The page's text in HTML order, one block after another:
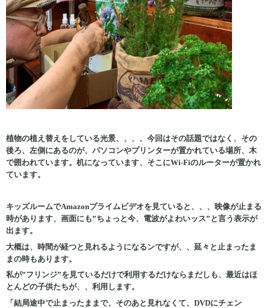
植物の植え替えをしている光景、、、、今回はその話題ではなく、その
後ろ、左側にあるのが、パソコンやプリンターが置かれている場所、木
で囲われています。机になっています、 そこにWi-Fiのルーターが置かれ
ています。
キッズルームでAmazonプライムビデオを見ていると、、、映像が止まる
時があります、画面にも”ちょっと今、電波がよわいッス”と言う表示が
出ます。
大概は、時間が経つと見れるようになるンですが、、延々と止まったま
まの時もあります。
私が”フリンジ”を見ているだけで利用するだけならまだしも、最近はほ
とんどの子供たちが、、利用します。
「結局途中で止まったままで、そのあと見れなくて、DVDにチェン